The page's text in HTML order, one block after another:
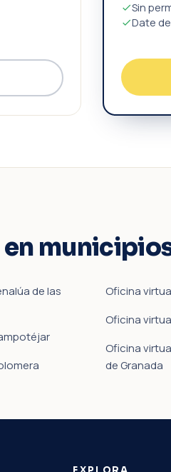
Sin
Date
de las
Oficina
Oficina
Oficina
de Granada